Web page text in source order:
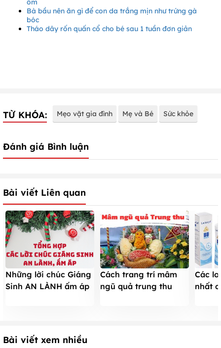
Bà bầu nên ăn gì để con da trắng mịn như trứng gà
bóc
Tháo dây rốn quấn cổ cho bé sau 1 tuần đơn giản
TỪ KHÓA: Mẹo vặt gia đình Mẹ và Bé Sức khỏe
Đánh giá Bình luận
Bài viết Liên quan
Những lời chúc Giáng
Sinh AN LÀNH ấm áp
Cách trang trí mâm
ngũ quả trung thu
Các
nhất
Bài viết xem nhiều